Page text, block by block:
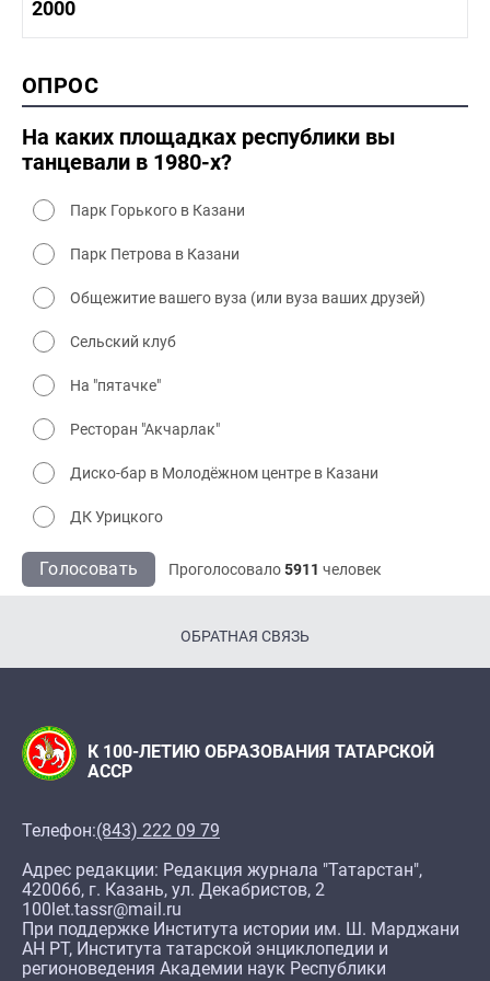
1990-2000 культура
2000
2000 промышленность
2000 культура
ОПРОС
На каких площадках республики вы
танцевали в 1980-х?
Парк Горького в Казани
Парк Петрова в Казани
Общежитие вашего вуза (или вуза ваших друзей)
Сельский клуб
На "пятачке"
Ресторан "Акчарлак"
Диско-бар в Молодёжном центре в Казани
ДК Урицкого
Голосовать Проголосовало5911 человек
ОБРАТНАЯ СВЯЗЬ
К 100-ЛЕТИЮ ОБРАЗОВАНИЯ ТАТАРСКОЙ
АССР
Телефон:(843) 222 09 79
Адрес редакции: Редакция журнала "Татарстан",
420066, г. Казань, ул. Декабристов, 2
100let.tassr@mail.ru
При поддержке Института истории им. Ш. Марджани
АН РТ, Института татарской энциклопедии и
регионоведения Академии наук Республики